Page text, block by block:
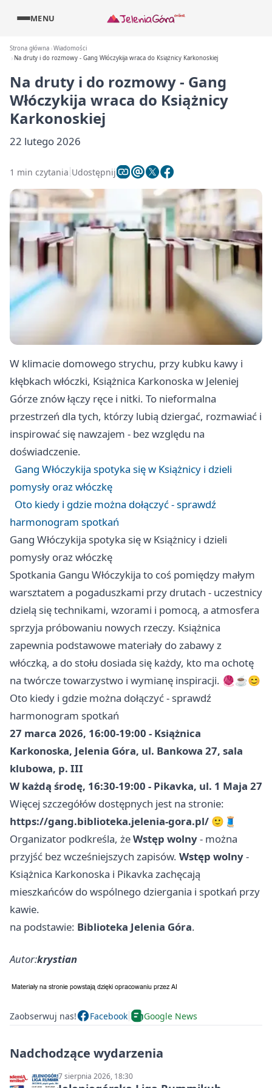
MENU
Strona główna Wiadomości
Na druty i do rozmowy - Gang Włóczykija wraca do Książnicy Karkonoskiej
Na druty i do rozmowy - Gang
Włóczykija wraca do Książnicy
Karkonoskiej
22 lutego 2026
1 min czytania Udostępnij
W klimacie domowego strychu, przy kubku kawy i
kłębkach włóczki, Książnica Karkonoska w Jeleniej
Górze znów łączy ręce i nitki. To nieformalna
przestrzeń dla tych, którzy lubią dziergać, rozmawiać i
inspirować się nawzajem - bez względu na
doświadczenie.
Gang Włóczykija spotyka się w Książnicy i dzieli
pomysły oraz włóczkę
Oto kiedy i gdzie można dołączyć - sprawdź
harmonogram spotkań
Gang Włóczykija spotyka się w Książnicy i dzieli
pomysły oraz włóczkę
Spotkania Gangu Włóczykija to coś pomiędzy małym
warsztatem a pogaduszkami przy drutach - uczestnicy
dzielą się technikami, wzorami i pomocą, a atmosfera
sprzyja próbowaniu nowych rzeczy. Książnica
zapewnia podstawowe materiały do zabawy z
włóczką, a do stołu dosiada się każdy, kto ma ochotę
na twórcze towarzystwo i wymianę inspiracji. 🧶☕😊
Oto kiedy i gdzie można dołączyć - sprawdź
harmonogram spotkań
27 marca 2026, 16:00-19:00 - Książnica
Karkonoska, Jelenia Góra, ul. Bankowa 27, sala
klubowa, p. III
W każdą środę, 16:30-19:00 - Pikavka, ul. 1 Maja 27
Więcej szczegółów dostępnych jest na stronie:
https://gang.biblioteka.jelenia-gora.pl/ 🙂🧵
Organizator podkreśla, żeWstęp wolny- można
przyjść bez wcześniejszych zapisów. Wstęp wolny-
Książnica Karkonoska i Pikavka zachęcają
mieszkańców do wspólnego dziergania i spotkań przy
kawie.
na podstawie: Biblioteka Jelenia Góra.
Autor:krystian
Zaobserwuj nas! Facebook Google News
Nadchodzące wydarzenia
7 sierpnia 2026, 18:30